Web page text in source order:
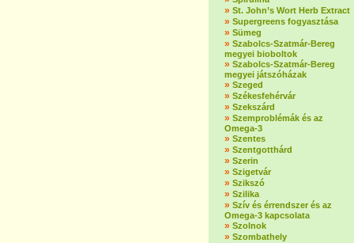
» St. John’s Wort Herb Extract
» Supergreens fogyasztása
» Sümeg
» Szabolcs-Szatmár-Bereg
megyei bioboltok
» Szabolcs-Szatmár-Bereg
megyei játszóházak
» Szeged
» Székesfehérvár
» Szekszárd
» Szemproblémák és az
Omega-3
» Szentes
» Szentgotthárd
» Szerin
» Szigetvár
» Szikszó
» Szilika
» Szív és érrendszer és az
Omega-3 kapcsolata
» Szolnok
» Szombathely